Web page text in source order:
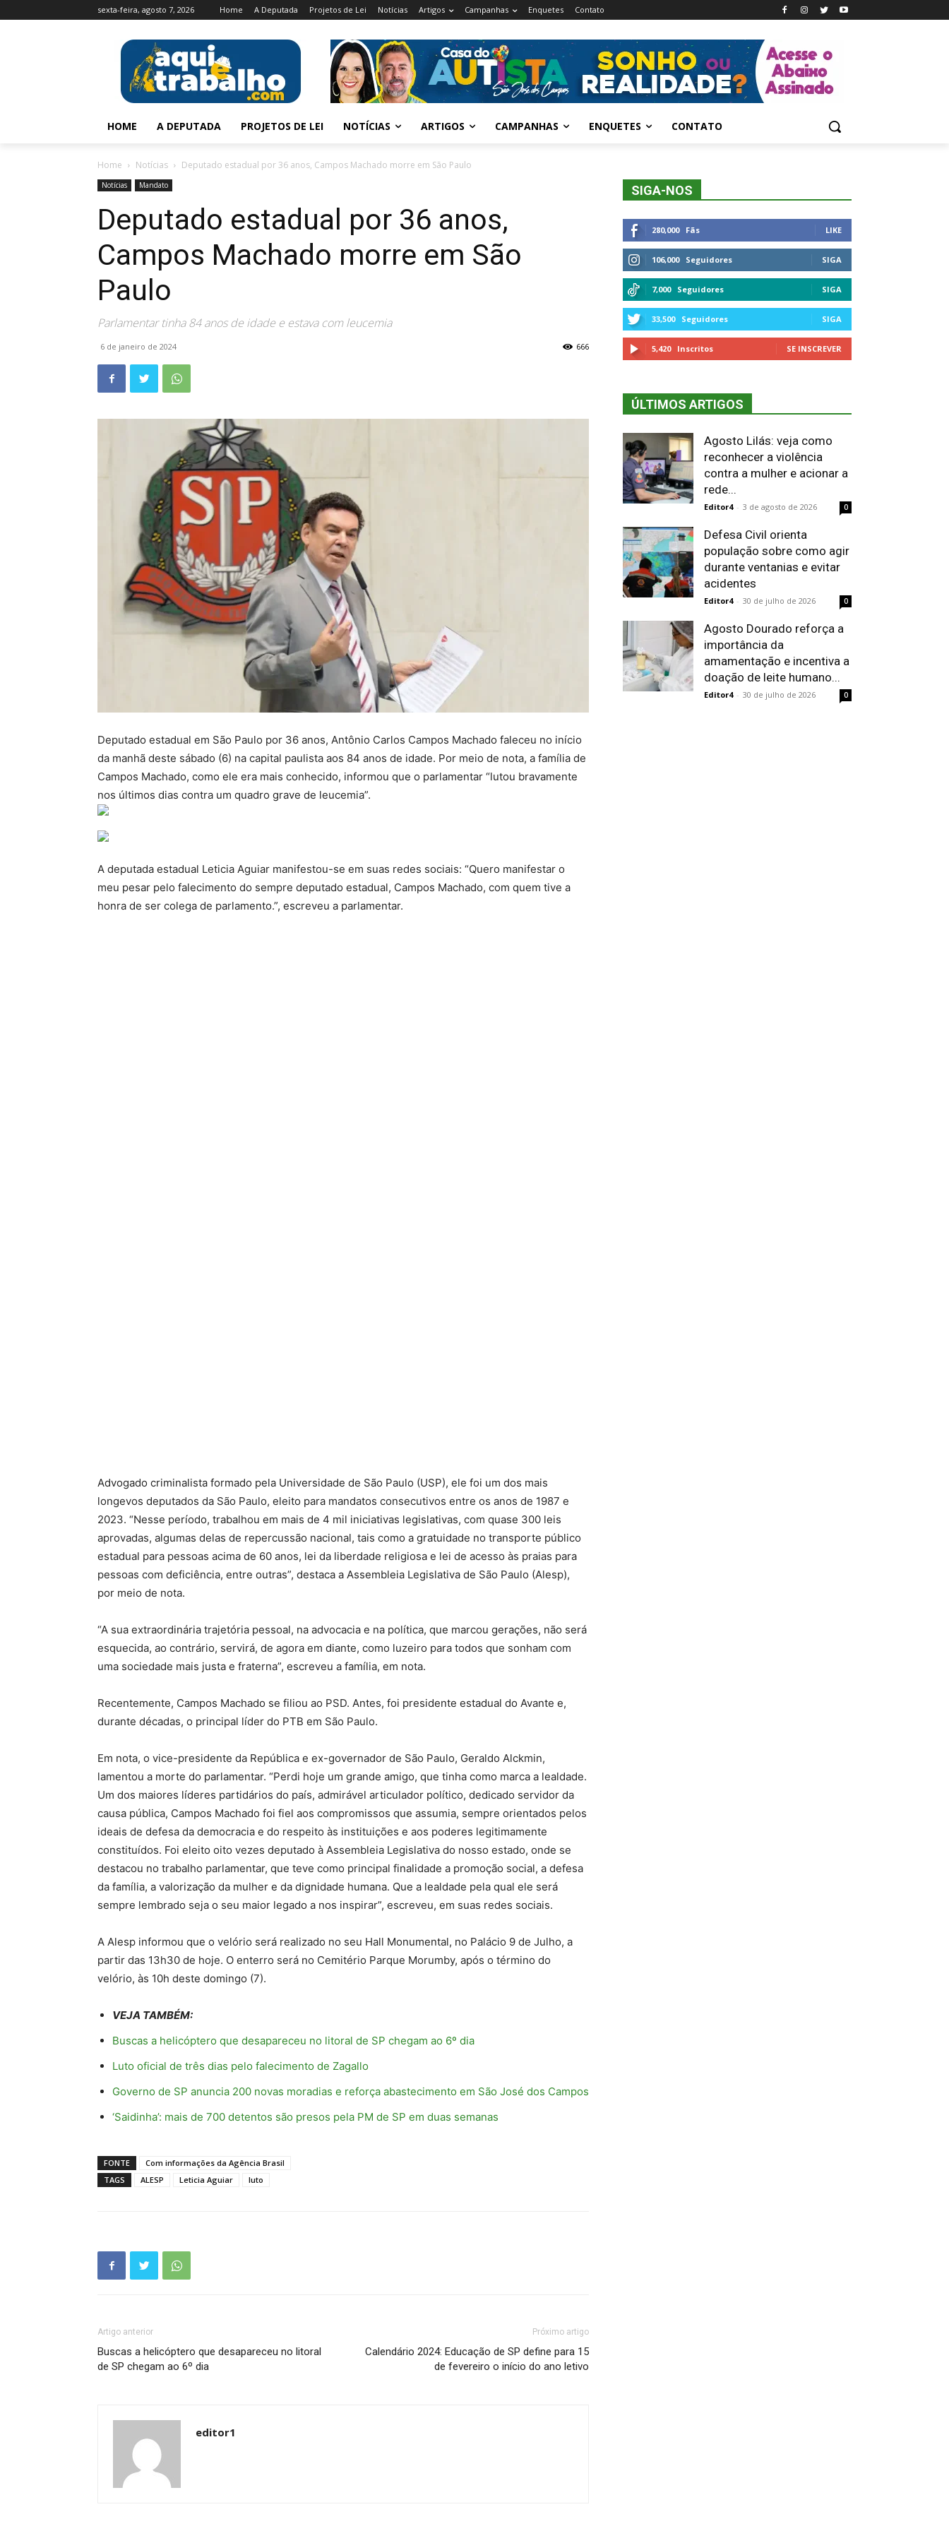
sexta-feira, agosto 7, 2026 Home A Deputada Projetos de Lei Notícias Artigos Campanhas Enquetes Contato
HOME A DEPUTADA PROJETOS DE LEI NOTÍCIAS ARTIGOS CAMPANHAS ENQUETES CONTATO
Home Notícias Deputado estadual por 36 anos, Campos Machado morre em São Paulo
Notícias Mandato
Deputado estadual por 36 anos,
Campos Machado morre em São
Paulo
Parlamentar tinha 84 anos de idade e estava com leucemia
6 de janeiro de 2024 666
Deputado estadual em São Paulo por 36 anos, Antônio Carlos Campos Machado faleceu no início
da manhã deste sábado (6) na capital paulista aos 84 anos de idade. Por meio de nota, a família de
Campos Machado, como ele era mais conhecido, informou que o parlamentar “lutou bravamente
nos últimos dias contra um quadro grave de leucemia”.
A deputada estadual Leticia Aguiar manifestou-se em suas redes sociais: “Quero manifestar o
meu pesar pelo falecimento do sempre deputado estadual, Campos Machado, com quem tive a
honra de ser colega de parlamento.”, escreveu a parlamentar.
Advogado criminalista formado pela Universidade de São Paulo (USP), ele foi um dos mais
longevos deputados da São Paulo, eleito para mandatos consecutivos entre os anos de 1987 e
2023. “Nesse período, trabalhou em mais de 4 mil iniciativas legislativas, com quase 300 leis
aprovadas, algumas delas de repercussão nacional, tais como a gratuidade no transporte público
estadual para pessoas acima de 60 anos, lei da liberdade religiosa e lei de acesso às praias para
pessoas com deficiência, entre outras”, destaca a Assembleia Legislativa de São Paulo (Alesp),
por meio de nota.
“A sua extraordinária trajetória pessoal, na advocacia e na política, que marcou gerações, não será
esquecida, ao contrário, servirá, de agora em diante, como luzeiro para todos que sonham com
uma sociedade mais justa e fraterna”, escreveu a família, em nota.
Recentemente, Campos Machado se filiou ao PSD. Antes, foi presidente estadual do Avante e,
durante décadas, o principal líder do PTB em São Paulo.
Em nota, o vice-presidente da República e ex-governador de São Paulo, Geraldo Alckmin,
lamentou a morte do parlamentar. “Perdi hoje um grande amigo, que tinha como marca a lealdade.
Um dos maiores líderes partidários do país, admirável articulador político, dedicado servidor da
causa pública, Campos Machado foi fiel aos compromissos que assumia, sempre orientados pelos
ideais de defesa da democracia e do respeito às instituições e aos poderes legitimamente
constituídos. Foi eleito oito vezes deputado à Assembleia Legislativa do nosso estado, onde se
destacou no trabalho parlamentar, que teve como principal finalidade a promoção social, a defesa
da família, a valorização da mulher e da dignidade humana. Que a lealdade pela qual ele será
sempre lembrado seja o seu maior legado a nos inspirar”, escreveu, em suas redes sociais.
A Alesp informou que o velório será realizado no seu Hall Monumental, no Palácio 9 de Julho, a
partir das 13h30 de hoje. O enterro será no Cemitério Parque Morumby, após o término do
velório, às 10h deste domingo (7).
VEJA TAMBÉM:
Buscas a helicóptero que desapareceu no litoral de SP chegam ao 6º dia
Luto oficial de três dias pelo falecimento de Zagallo
Governo de SP anuncia 200 novas moradias e reforça abastecimento em São José dos Campos
‘Saidinha’: mais de 700 detentos são presos pela PM de SP em duas semanas
FONTE
Com informações da Agência Brasil
TAGS
ALESP Leticia Aguiar luto
Artigo anterior
Buscas a helicóptero que desapareceu no litoral
de SP chegam ao 6º dia
Próximo artigo
Calendário 2024: Educação de SP define para 15
de fevereiro o início do ano letivo
editor1
SIGA-NOS
280,000 Fãs LIKE
106,000 Seguidores SIGA
7,000 Seguidores SIGA
33,500 Seguidores SIGA
5,420 Inscritos SE INSCREVER
ÚLTIMOS ARTIGOS
Agosto Lilás: veja como
reconhecer a violência
contra a mulher e acionar a
rede...
Editor4 - 3 de agosto de 2026 0
Defesa Civil orienta
população sobre como agir
durante ventanias e evitar
acidentes
Editor4 - 30 de julho de 2026 0
Agosto Dourado reforça a
importância da
amamentação e incentiva a
doação de leite humano...
Editor4 - 30 de julho de 2026 0